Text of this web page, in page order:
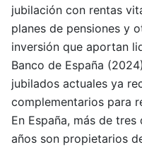
jubilación con rentas
planes de pensiones y
inversión que aportan
Banco de España
jubilados actuales ya
complementarios para
En España, más de
años son propietarios